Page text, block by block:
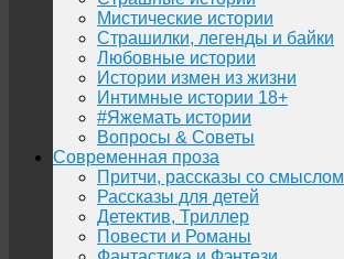
Мистические истории
Страшилки, легенды и байки
Любовные истории
Истории измен из жизни
Интимные истории 18+
#Яжемать истории
Вопросы & Советы
Современная проза
Притчи, рассказы со смыслом
Рассказы для детей
Детектив, Триллер
Повести и Романы